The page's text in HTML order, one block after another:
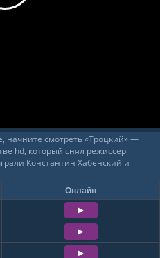
начните смотреть «Троцкий» —
hd, который снял режиссер
Константин Хабенский и
Онлайн